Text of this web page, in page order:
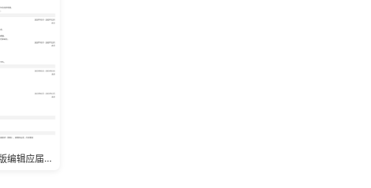
2026数字出版编辑应届生简历模板